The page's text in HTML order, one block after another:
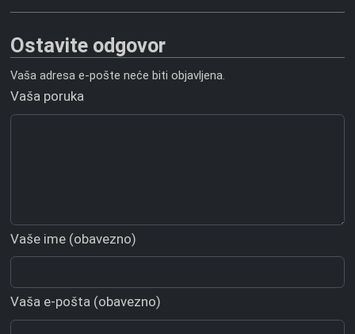
Ostavite odgovor
Vaša adresa e-pošte neće biti objavljena.
Vaša poruka
Vaše ime (obavezno)
Vaša e-pošta (obavezno)